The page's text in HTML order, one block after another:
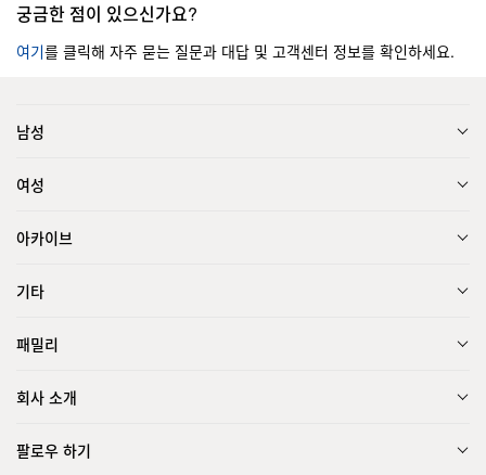
궁금한 점이 있으신가요?
여기를 클릭해 자주 묻는 질문과 대답 및 고객센터 정보를 확인하세요.
남성
여성
아카이브
기타
패밀리
회사 소개
팔로우 하기